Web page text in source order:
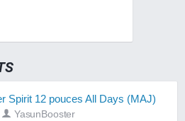
Spirit 12 pouces All Days (MAJ)
YasunBooster